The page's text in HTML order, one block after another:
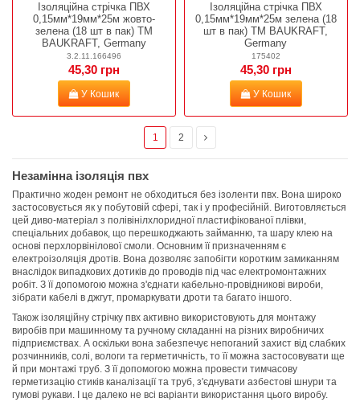
Ізоляційна стрічка ПВХ
0,15мм*19мм*25м жовто-
зелена (18 шт в пак) TM
BAUKRAFT, Germany
3.2.11.166496
45,30 грн
У Кошик
Ізоляційна стрічка ПВХ
0,15мм*19мм*25м зелена (18
шт в пак) TM BAUKRAFT,
Germany
175402
45,30 грн
У Кошик
1 2
Незамінна ізоляція пвх
Практично жоден ремонт не обходиться без ізоленти пвх. Вона широко
застосовується як у побутовій сфері, так і у професійній. Виготовляється
цей диво-матеріал з полівінілхлоридної пластифікованої плівки,
спеціальних добавок, що перешкоджають займанню, та шару клею на
основі перхлорвінілової смоли. Основним її призначенням є
електроізоляція дротів. Вона дозволяє запобігти коротким замиканням
внаслідок випадкових дотиків до проводів під час електромонтажних
робіт. З її допомогою можна з'єднати кабельно-провідникові вироби,
зібрати кабелі в джгут, промаркувати дроти та багато іншого.
Також ізоляційну стрічку пвх активно використовують для монтажу
виробів при машинному та ручному складанні на різних виробничих
підприємствах. А оскільки вона забезпечує непоганий захист від слабких
розчинників, солі, вологи та герметичність, то її можна застосовувати ще
й при монтажі труб. З її допомогою можна провести тимчасову
герметизацію стиків каналізації та труб, з'єднувати азбестові шнури та
гумові рукави. І це далеко не всі варіанти використання цього виробу.